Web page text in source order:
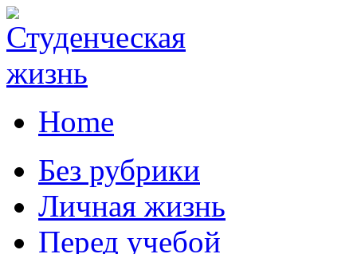
Home
Без рубрики
Личная жизнь
Перед учебой